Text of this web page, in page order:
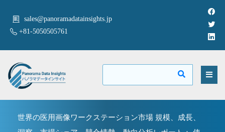
sales@panoramadatainsights.jp
+81-5050505761
世界の医用画像ワークステーション市場 規模、成長、